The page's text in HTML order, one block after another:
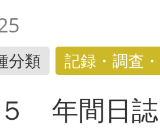
分類 記録・調査
５ 年間日誌